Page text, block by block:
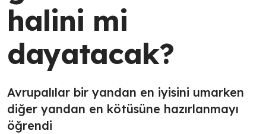
halini mi
dayatacak?
Avrupalılar bir yandan en iyisini umarken
diğer yandan en kötüsüne hazırlanmayı
öğrendi